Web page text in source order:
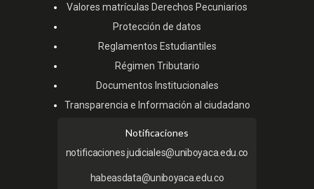
Valores matrículas Derechos Pecuniarios
Protección de datos
Reglamentos Estudiantiles
Régimen Tributario
Documentos Institucionales
Transparencia e Información al ciudadano
Notificaciones
notificaciones.judiciales@uniboyaca.edu.co
habeasdata@uniboyaca.edu.co